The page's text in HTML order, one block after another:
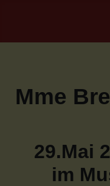
Mme
29.Mai
im